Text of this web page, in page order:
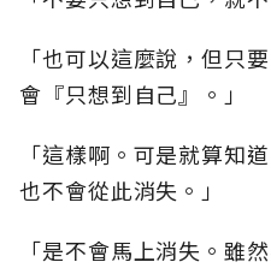
「也可以這麼說，但只
會『只想到自己』。」
「這樣啊。可是就算知
也不會從此消失。」
「是不會馬上消失。雖